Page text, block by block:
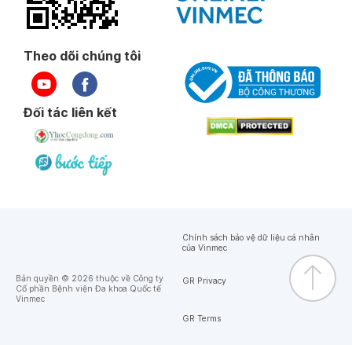
Theo dõi chúng tôi
Đối tác liên kết
Bản quyền © 2026 thuộc về Công ty
Cổ phần Bệnh viện Đa khoa Quốc tế
Vinmec
Chính sách bảo vệ dữ liệu cá nhân
của Vinmec
GR Privacy
GR Terms